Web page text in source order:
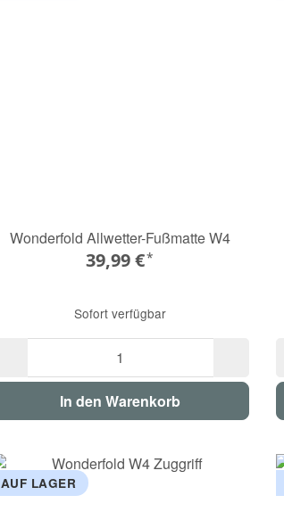
Wonderfold Allwetter-Fußmatte W4
39,99 €*
Sofort verfügbar
In den Warenkorb
AUF LAGER